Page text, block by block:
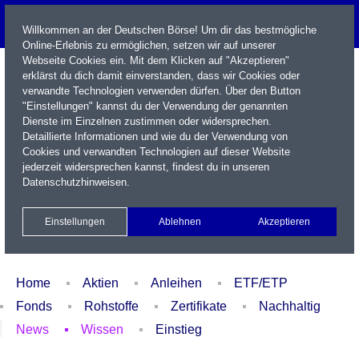
Name / WKN / ISIN / Kürzel
Xetra Realtime
Watchlist Portfolio Login
Home Aktien Anleihen
ETF/ETP
Fonds
Rohstoffe Zertifikate
Nachhaltig
News
Wissen Einstieg
Willkommen an der Deutschen Börse! Um dir das bestmögliche
Online-Erlebnis zu ermöglichen, setzen wir auf unserer
Webseite Cookies ein. Mit dem Klicken auf "Akzeptieren"
erklärst du dich damit einverstanden, dass wir Cookies oder
verwandte Technologien verwenden dürfen. Über den Button
"Einstellungen" kannst du der Verwendung der genannten
Dienste im Einzelnen zustimmen oder widersprechen.
Detaillierte Informationen und wie du der Verwendung von
Cookies und verwandten Technologien auf dieser Website
jederzeit widersprechen kannst, findest du in unseren
Datenschutzhinweisen.
Einstellungen Ablehnen Akzeptieren